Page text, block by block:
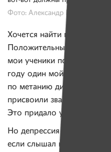
Фото: Александр Васюкович,
Хочется найти
Положительных эмоций в
мои ученики показывают
году один мой ученик
по метанию диска в
присвоили звание
Это придало уверенности.
Но депрессия меня
если слышал новость, что